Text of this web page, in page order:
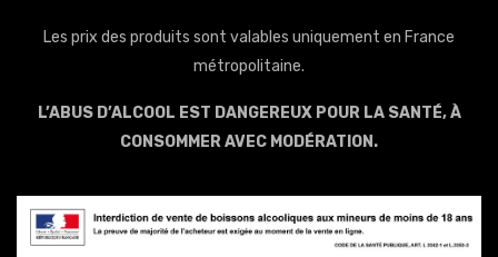
Les prix des produits sont valables uniquement en France
métropolitaine.
L’ABUS D’ALCOOL EST DANGEREUX POUR LA SANTÉ, À
CONSOMMER AVEC MODÉRATION.